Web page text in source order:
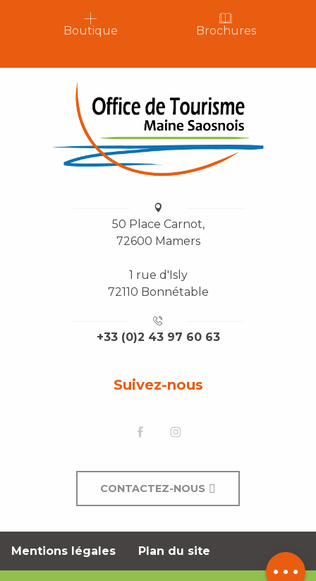
par email
Boutique Brochures
50 Place Carnot,
72600 Mamers
1 rue d'Isly
72110 Bonnétable
+33 (0)2 43 97 60 63
Suivez-nous
CONTACTEZ-NOUS
Mentions légales Plan du site